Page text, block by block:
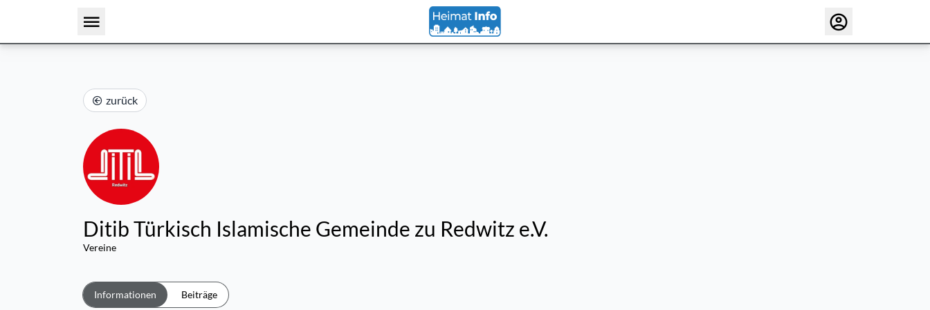
zurück
Ditib Türkisch Islamische Gemeinde zu Redwitz e.V.
Vereine
Informationen Beiträge